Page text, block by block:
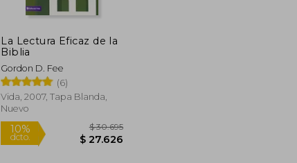
$ 50.551 dcto.
La Lectura Eficaz de la
Biblia
Gordon D. Fee
(6)
Vida, 2007, Tapa Blanda,
Nuevo